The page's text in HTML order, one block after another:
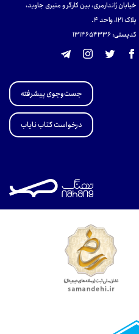
خیابان ژاندارمری، بین کارگر و منیری جاوید،
پلاک 121، واحد ۴.
کدپستی: 131465433۶
جست‌وجوی پیشرفته
درخواست کتاب نایاب